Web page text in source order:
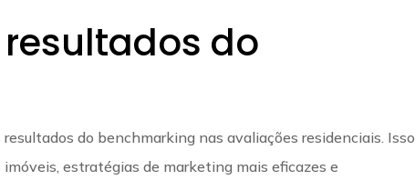
do
do benchmarking nas avaliações residenciais. Isso
estratégias de marketing mais eficazes e